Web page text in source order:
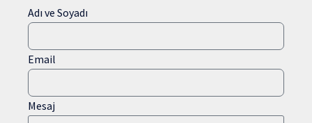
Adı ve Soyadı
Email
Mesaj